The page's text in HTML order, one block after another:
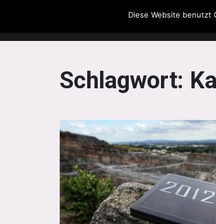
The Howling Men
Schlagwort:
Diese Website benutzt